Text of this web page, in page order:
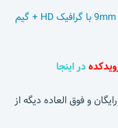
در اینجا
و فوق العاده دیگه از